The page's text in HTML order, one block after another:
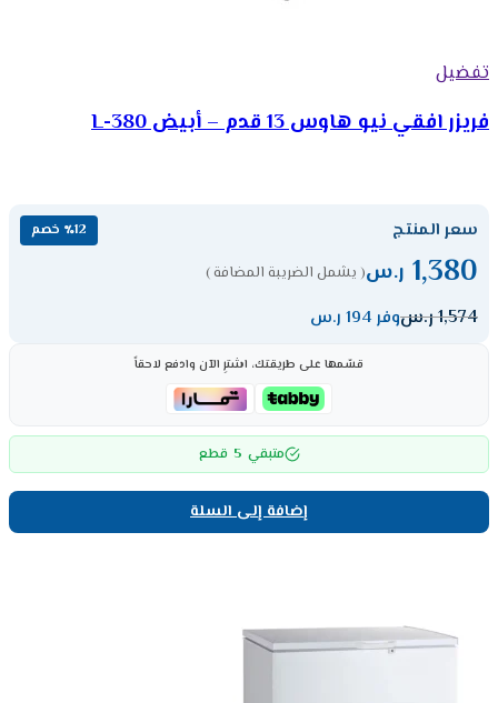
تفضيل
فريزر افقي نيو هاوس 13 قدم – أبيض 380-L
سعر المنتج ٪12 خصم
1,380 ر.س( يشمل الضريبة المضافة )
1,574ر.سوفر 194 ر.س
قسّمها على طريقتك، اشترِ الآن وادفع لاحقاً
متبقي 5 قطع
إضافة إلى السلة